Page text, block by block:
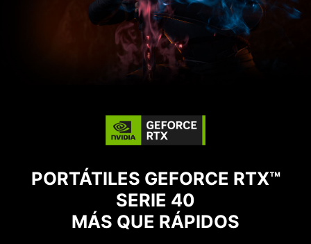
PORTÁTILES GEFORCE RTX™
SERIE 40
MÁS QUE RÁPIDOS